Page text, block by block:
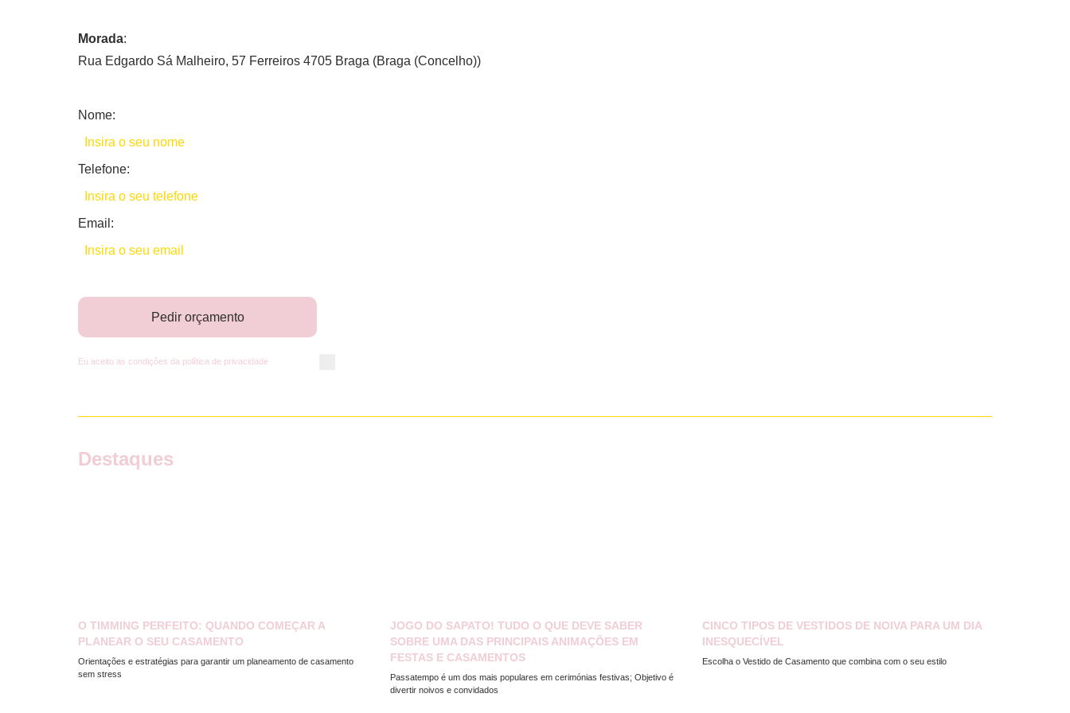
Morada:
Rua Edgardo Sá Malheiro, 57 Ferreiros 4705 Braga (Braga (Concelho))
Nome:
Telefone:
Email:
Pedir orçamento
Eu aceito as condições da política de privacidade
Destaques
O TIMMING PERFEITO: QUANDO COMEÇAR A
PLANEAR O SEU CASAMENTO
Orientações e estratégias para garantir um planeamento de casamento
sem stress
JOGO DO SAPATO! TUDO O QUE DEVE SABER
SOBRE UMA DAS PRINCIPAIS ANIMAÇÕES EM
FESTAS E CASAMENTOS
Passatempo é um dos mais populares em cerimónias festivas; Objetivo é
divertir noivos e convidados
CINCO TIPOS DE VESTIDOS DE NOIVA PARA UM DIA
INESQUECÍVEL
Escolha o Vestido de Casamento que combina com o seu estilo